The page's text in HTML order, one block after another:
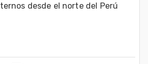
desde el norte del Perú